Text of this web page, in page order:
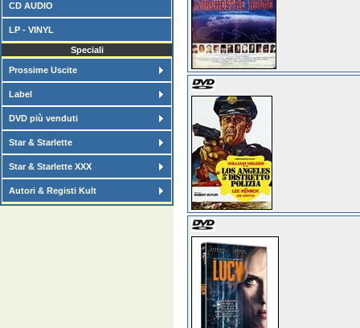
CD AUDIO
LP - VINYL
Speciali
Prossime Uscite
Label
DVD più venduti
Star & Starlette
Star & Starlette XXX
Autori & Registi Kult